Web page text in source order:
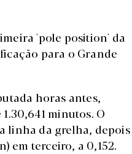
'pole position' da
para o Grande
horas antes,
minutos. O
linha da grelha, depois
em terceiro, a 0,152.